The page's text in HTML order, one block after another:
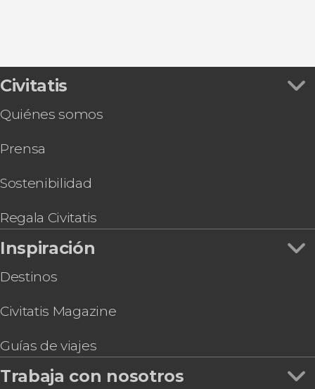
Civitatis
Quiénes somos
Prensa
Sostenibilidad
Regala Civitatis
Inspiración
Destinos
Civitatis Magazine
Guías de viajes
Trabaja con nosotros